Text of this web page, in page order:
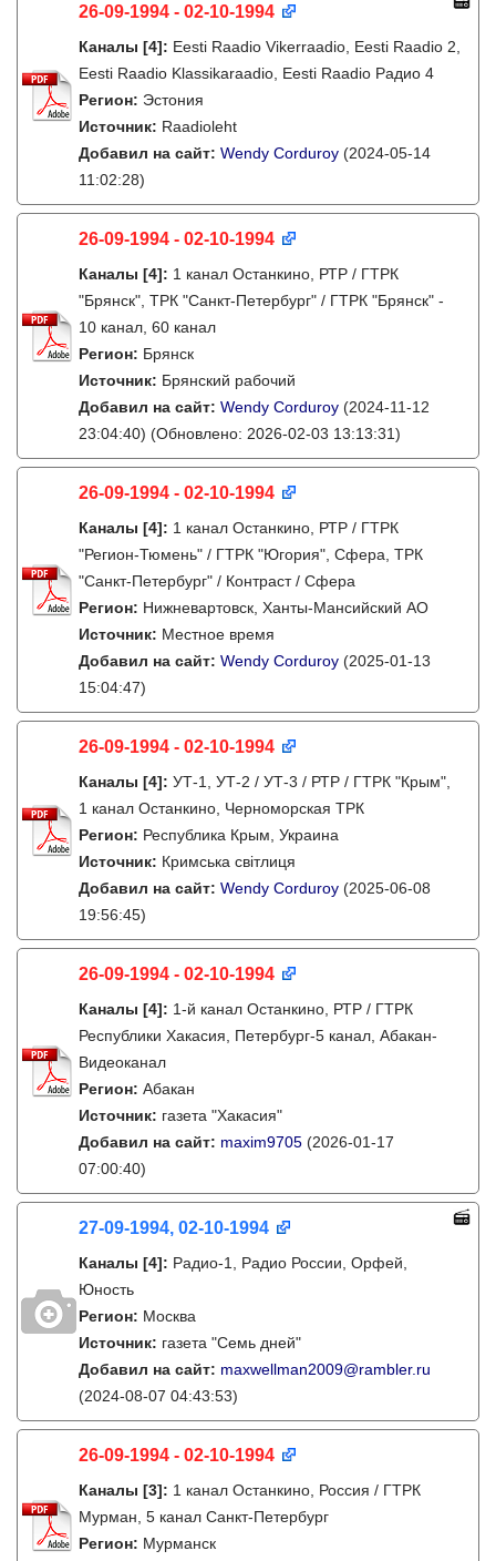
26-09-1994 - 02-10-1994
Каналы [4]: Eesti Raadio Vikerraadio, Eesti Raadio 2,
Eesti Raadio Klassikaraadio, Eesti Raadio Радио 4
Регион: Эстония
Источник: Raadioleht
Добавил на сайт: Wendy Corduroy (2024-05-14
11:02:28)
26-09-1994 - 02-10-1994
Каналы [4]: 1 канал Останкино, РТР / ГТРК
"Брянск", ТРК "Санкт-Петербург" / ГТРК "Брянск" -
10 канал, 60 канал
Регион: Брянск
Источник: Брянский рабочий
Добавил на сайт: Wendy Corduroy (2024-11-12
23:04:40) (Обновлено: 2026-02-03 13:13:31)
26-09-1994 - 02-10-1994
Каналы [4]: 1 канал Останкино, РТР / ГТРК
"Регион-Тюмень" / ГТРК "Югория", Сфера, ТРК
"Санкт-Петербург" / Контраст / Сфера
Регион: Нижневартовск, Ханты-Мансийский АО
Источник: Местное время
Добавил на сайт: Wendy Corduroy (2025-01-13
15:04:47)
26-09-1994 - 02-10-1994
Каналы [4]: УТ-1, УТ-2 / УТ-3 / РТР / ГТРК "Крым",
1 канал Останкино, Черноморская ТРК
Регион: Республика Крым, Украина
Источник: Кримська світлиця
Добавил на сайт: Wendy Corduroy (2025-06-08
19:56:45)
26-09-1994 - 02-10-1994
Каналы [4]: 1-й канал Останкино, РТР / ГТРК
Республики Хакасия, Петербург-5 канал, Абакан-
Видеоканал
Регион: Абакан
Источник: газета "Хакасия"
Добавил на сайт: maxim9705 (2026-01-17
07:00:40)
27-09-1994, 02-10-1994
Каналы [4]: Радио-1, Радио России, Орфей,
Юность
Регион: Москва
Источник: газета "Семь дней"
Добавил на сайт: maxwellman2009@rambler.ru
(2024-08-07 04:43:53)
26-09-1994 - 02-10-1994
Каналы [3]: 1 канал Останкино, Россия / ГТРК
Мурман, 5 канал Санкт-Петербург
Регион: Мурманск